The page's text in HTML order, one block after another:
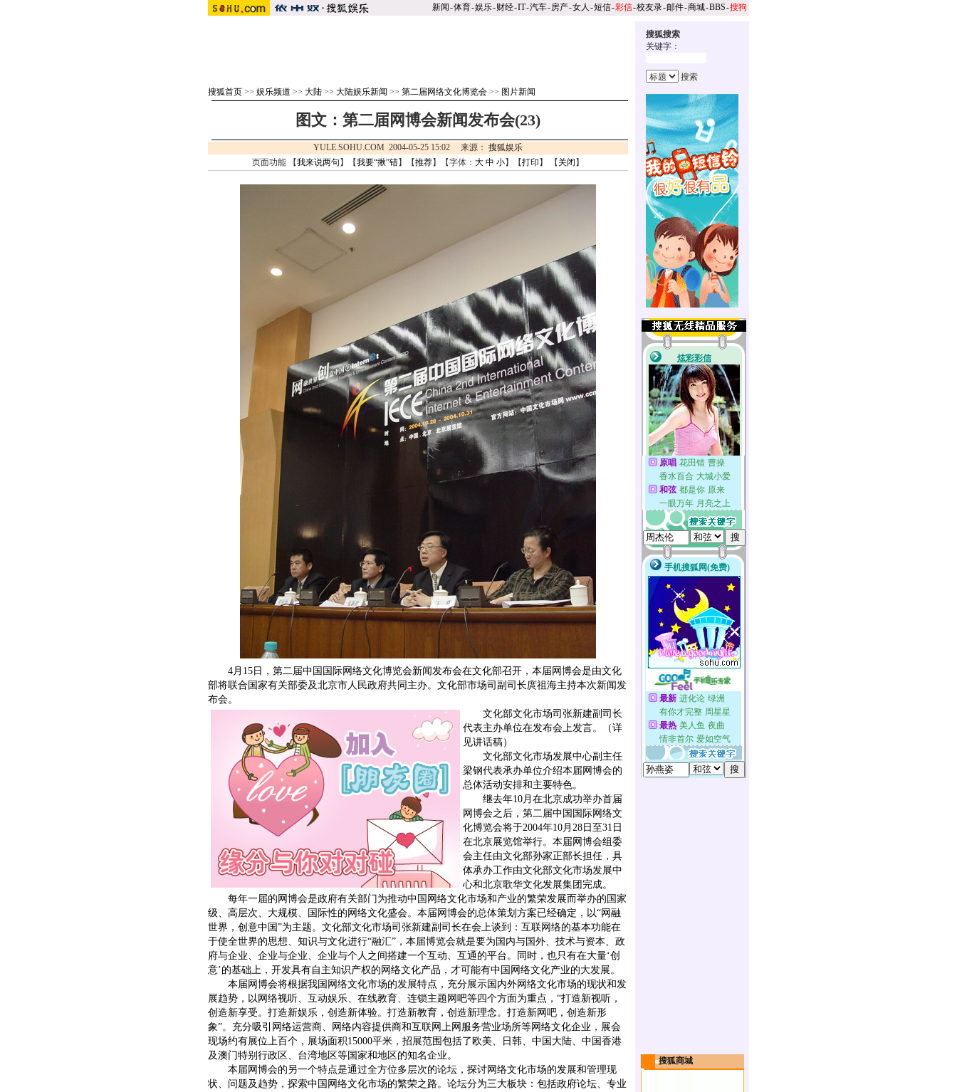
新闻-体育-娱乐-财经-IT-汽车-房产-女人 -短信-彩信-校友录-邮件-商城-BBS-搜狗
搜狐首页 >> 娱乐频道 >> 大陆 >> 大陆娱乐新闻 >> 第二届网络文化博览会 >> 图片新闻
图文：第二届网博会新闻发布会(23)
YULE.SOHU.COM 2004-05-25 15:02 来源： 搜狐娱乐
页面功能 【我来说两句 】【我要“揪”错】【推荐】【字体： 大 中 小】【打印 】 【 关闭 】
4月15日，第二届中国国际网络文化博览会新闻发布会在文化部召开，本届网博会是由文化
部将联合国家有关部委及北京市人民政府共同主办。文化部市场司副司长庹祖海主持本次新闻发
布会。
文化部文化市场司张新建副司长
代表主办单位在发布会上发言。（详
见讲话稿）
文化部文化市场发展中心副主任
梁钢代表承办单位介绍本届网博会的
总体活动安排和主要特色。
继去年10月在北京成功举办首届
网博会之后，第二届中国国际网络文
化博览会将于2004年10月28日至31日
在北京展览馆举行。本届网博会组委
会主任由文化部孙家正部长担任，具
体承办工作由文化部文化市场发展中
心和北京歌华文化发展集团完成。
每年一届的网博会是政府有关部门为推动中国网络文化市场和产业的繁荣发展而举办的国家
级、高层次、大规模、国际性的网络文化盛会。本届网博会的总体策划方案已经确定，以“网融
世界，创意中国”为主题。文化部文化市场司张新建副司长在会上谈到：互联网络的基本功能在
于使全世界的思想、知识与文化进行“融汇”，本届博览会就是要为国内与国外、技术与资本、政
府与企业、企业与企业、企业与个人之间搭建一个互动、互通的平台。同时，也只有在大量‘创
意’的基础上，开发具有自主知识产权的网络文化产品，才可能有中国网络文化产业的大发展。
本届网博会将根据我国网络文化市场的发展特点，充分展示国内外网络文化市场的现状和发
展趋势，以网络视听、互动娱乐、在线教育、连锁主题网吧等四个方面为重点，“打造新视听，
创造新享受。打造新娱乐，创造新体验。打造新教育，创造新理念。打造新网吧，创造新形
象”。充分吸引网络运营商、网络内容提供商和互联网上网服务营业场所等网络文化企业，展会
现场约有展位上百个，展场面积15000平米，招展范围包括了欧美、日韩、中国大陆、中国香港
及澳门特别行政区、台湾地区等国家和地区的知名企业。
本届网博会的另一个特点是通过全方位多层次的论坛，探讨网络文化市场的发展和管理现
状、问题及趋势，探索中国网络文化市场的繁荣之路。论坛分为三大板块：包括政府论坛、专业
搜狐搜索
关键字：
搜狐商城